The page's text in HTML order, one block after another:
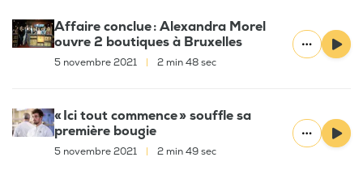
Affaire conclue : Alexandra Morel
ouvre 2 boutiques à Bruxelles
5 novembre 2021 2 min 48 sec
« Ici tout commence » souffle sa
première bougie
5 novembre 2021 2 min 49 sec